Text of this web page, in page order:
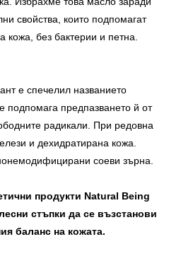
свойства, които подпомагат
кожа, без бактерии и петна.
е спечелил названието
подпомага предпазването й от
радикали. При редовна
и дехидратирана кожа.
соеви зърна.
продукти Natural Being
стъпки да се възстанови
баланс на кожата.